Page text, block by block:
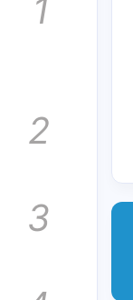
1
2
3